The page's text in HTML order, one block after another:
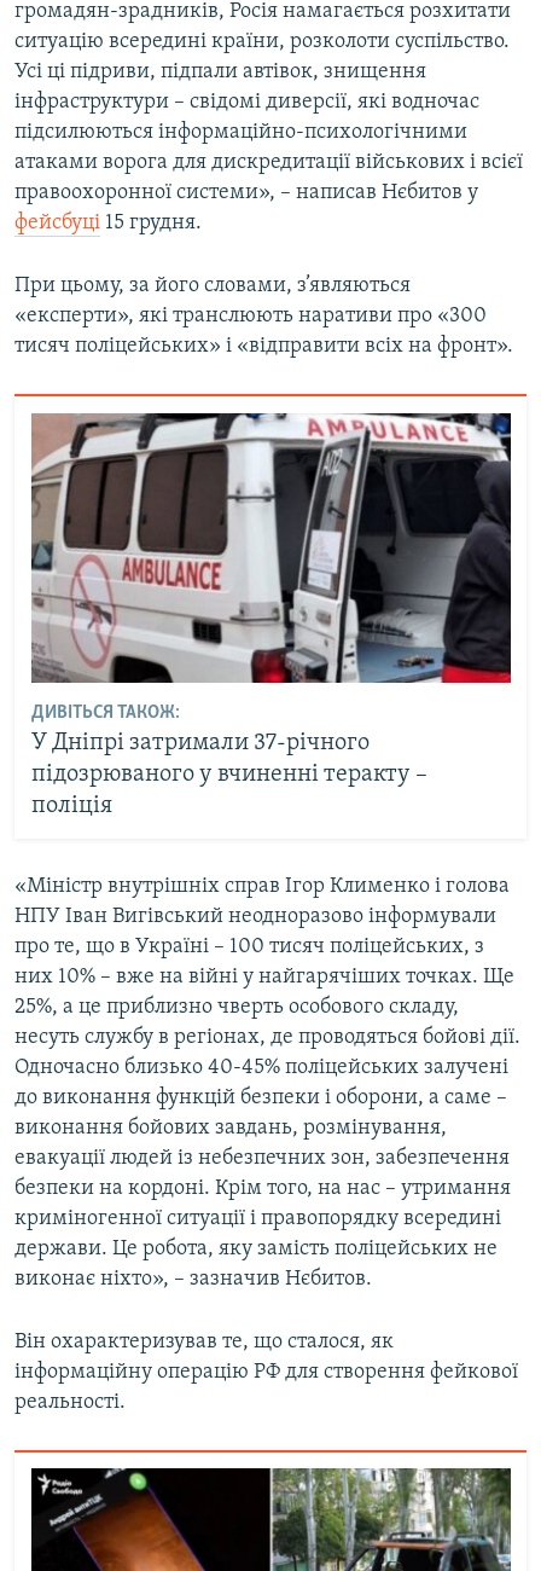
громадян-зрадників, Росія намагається розхитати
ситуацію всередині країни, розколоти суспільство.
Усі ці підриви, підпали автівок, знищення
інфраструктури – свідомі диверсії, які водночас
підсилюються інформаційно-психологічними
атаками ворога для дискредитації військових і всієї
правоохоронної системи», – написав Нєбитов у
фейсбуці 15 грудня.
При цьому, за його словами, з’являються
«експерти», які транслюють наративи про «300
тисяч поліцейських» і «відправити всіх на фронт».
ДИВІТЬСЯ ТАКОЖ:
У Дніпрі затримали 37-річного
підозрюваного у вчиненні теракту –
поліція
«Міністр внутрішніх справ Ігор Клименко і голова
НПУ Іван Вигівський неодноразово інформували
про те, що в Україні – 100 тисяч поліцейських, з
них 10% – вже на війні у найгарячіших точках. Ще
25%, а це приблизно чверть особового складу,
несуть службу в регіонах, де проводяться бойові дії.
Одночасно близько 40-45% поліцейських залучені
до виконання функцій безпеки і оборони, а саме –
виконання бойових завдань, розмінування,
евакуації людей із небезпечних зон, забезпечення
безпеки на кордоні. Крім того, на нас – утримання
криміногенної ситуації і правопорядку всередині
держави. Це робота, яку замість поліцейських не
виконає ніхто», – зазначив Нєбитов.
Він охарактеризував те, що сталося, як
інформаційну операцію РФ для створення фейкової
реальності.